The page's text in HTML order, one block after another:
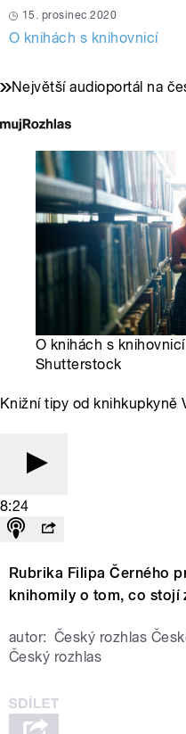
15. prosinec 2020
O knihách s knihovnicí
Největší audioportál na
O knihách s
Shutterstock
Knižní tipy od knihkupkyně
8:24
Rubrika Filipa Černého
knihomily o tom, co stojí
autor: Český rozhlas
Český rozhlas